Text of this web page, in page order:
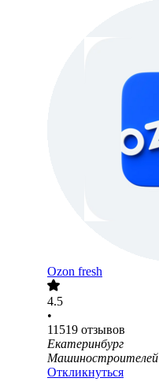
Ozon fresh
4.5
•
11519 отзывов
Екатеринбург
Машиностроителей
Откликнуться